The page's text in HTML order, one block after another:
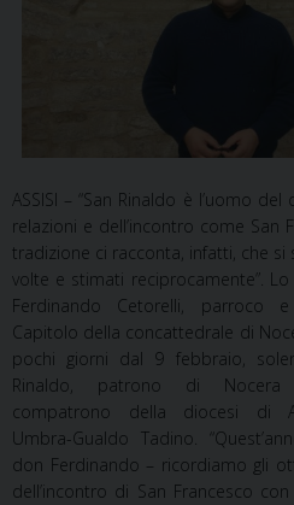
ASSISI – “San Rinaldo è l’uomo del
relazioni e dell’incontro come San
tradizione ci racconta, infatti, che si
volte e stimati reciprocamente”.
Ferdinando Cetorelli, parroco
Capitolo della concattedrale di
pochi giorni dal 9 febbraio,
Rinaldo, patrono di
compatrono della diocesi di
Umbra-Gualdo Tadino.
don Ferdinando – ricordiamo gli
dell’incontro di San Francesco